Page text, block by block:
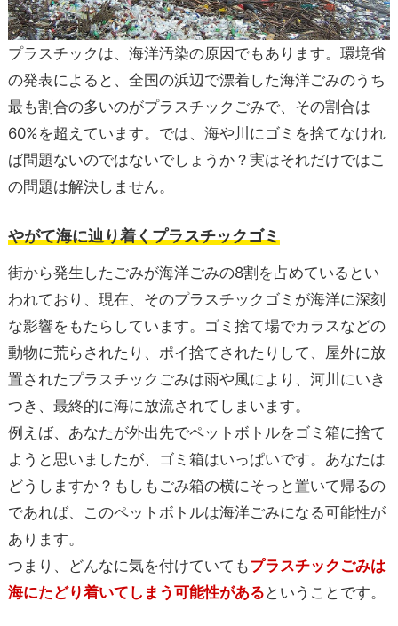
プラスチックは、海洋汚染の原因でもあります。環境省
の発表によると、全国の浜辺で漂着した海洋ごみのうち
最も割合の多いのがプラスチックごみで、その割合は
60%を超えています。では、海や川にゴミを捨てなけれ
ば問題ないのではないでしょうか？実はそれだけではこ
の問題は解決しません。
やがて海に辿り着くプラスチックゴミ
街から発生したごみが海洋ごみの8割を占めているとい
われており、現在、そのプラスチックゴミが海洋に深刻
な影響をもたらしています。ゴミ捨て場でカラスなどの
動物に荒らされたり、ポイ捨てされたりして、屋外に放
置されたプラスチックごみは雨や風により、河川にいき
つき、最終的に海に放流されてしまいます。
例えば、あなたが外出先でペットボトルをゴミ箱に捨て
ようと思いましたが、ゴミ箱はいっぱいです。あなたは
どうしますか？もしもごみ箱の横にそっと置いて帰るの
であれば、このペットボトルは海洋ごみになる可能性が
あります。
つまり、どんなに気を付けていてもプラスチックごみは
海にたどり着いてしまう可能性がある ということです。